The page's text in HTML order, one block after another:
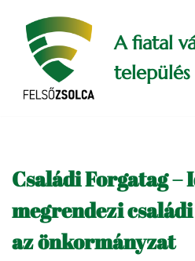
Skip
content
A fiatal
település
Családi Forgatag –
megrendezi
az önkormányzat